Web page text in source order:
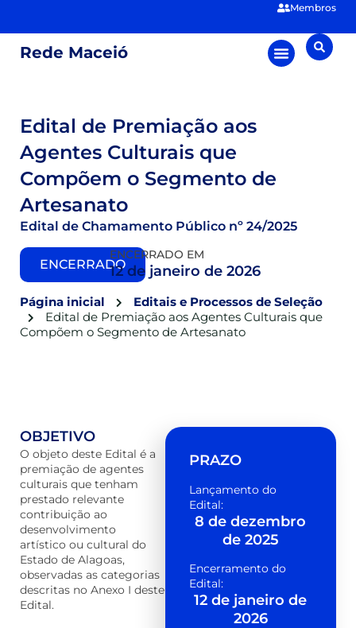
Membros
Rede Maceió
Edital de Premiação aos
Agentes Culturais que
Compõem o Segmento de
Artesanato
Edital de Chamamento Público nº 24/2025
ENCERRADO
ENCERRADO EM
12 de janeiro de 2026
Página inicial
Editais e Processos de Seleção
Edital de Premiação aos Agentes Culturais que
Compõem o Segmento de Artesanato
OBJETIVO
O objeto deste Edital é a
premiação de agentes
culturais que tenham
prestado relevante
contribuição ao
desenvolvimento
artístico ou cultural do
Estado de Alagoas,
observadas as categorias
descritas no Anexo I deste
Edital.
PRAZO
Lançamento do
Edital:
8 de dezembro
de 2025
Encerramento do
Edital:
12 de janeiro de
2026